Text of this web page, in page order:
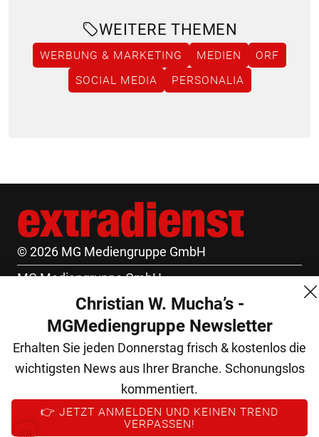
WEITERE THEMEN
WERBUNG & MARKETING MEDIEN
ORF
SOCIAL MEDIA
PERSONALIA
© 2026 MG Mediengruppe GmbH
MG Mediengruppe GmbH
Burgring 1/7
1010 Wien
+43 (1) 522 14 14
office@mgmedien.at
Kontakt
AGB
Christian W. Mucha’s -
MGMediengruppe Newsletter
Erhalten Sie jeden Donnerstag frisch & kostenlos die
wichtigsten News aus Ihrer Branche. Schonungslos
kommentiert.
👉 JETZT ANMELDEN UND KEINEN TREND
VERPASSEN!